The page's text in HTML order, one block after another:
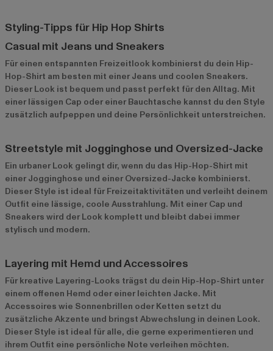
Styling-Tipps für Hip Hop Shirts
Casual mit Jeans und Sneakers
Für einen entspannten Freizeitlook kombinierst du dein Hip-
Hop-Shirt am besten mit einer Jeans und coolen Sneakers.
Dieser Look ist bequem und passt perfekt für den Alltag. Mit
einer lässigen Cap oder einer Bauchtasche kannst du den Style
zusätzlich aufpeppen und deine Persönlichkeit unterstreichen.
Streetstyle mit Jogginghose und Oversized-Jacke
Ein urbaner Look gelingt dir, wenn du das Hip-Hop-Shirt mit
einer Jogginghose und einer Oversized-Jacke kombinierst.
Dieser Style ist ideal für Freizeitaktivitäten und verleiht deinem
Outfit eine lässige, coole Ausstrahlung. Mit einer Cap und
Sneakers wird der Look komplett und bleibt dabei immer
stylisch und modern.
Layering mit Hemd und Accessoires
Für kreative Layering-Looks trägst du dein Hip-Hop-Shirt unter
einem offenen Hemd oder einer leichten Jacke. Mit
Accessoires wie Sonnenbrillen oder Ketten setzt du
zusätzliche Akzente und bringst Abwechslung in deinen Look.
Dieser Style ist ideal für alle, die gerne experimentieren und
ihrem Outfit eine persönliche Note verleihen möchten.